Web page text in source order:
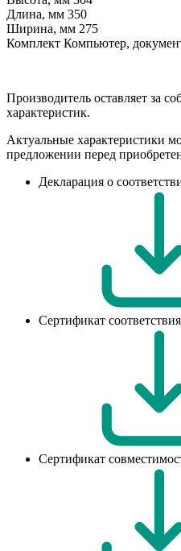
Длина, мм 350
Ширина, мм 275
Комплект Компьютер,
Производитель оставляет за
характеристик.
Актуальные характеристики
предложении перед
Декларация о
Сертификат
Сертификат